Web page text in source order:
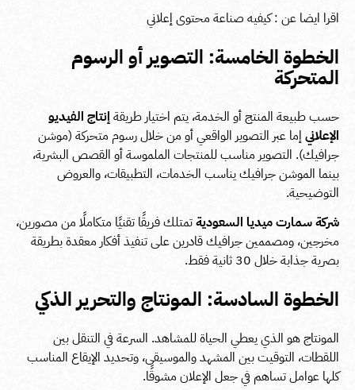
اقرا ايضا عن :كيفيه صناعة محتوى إعلاني
الخطوة الخامسة: التصوير أو الرسوم
المتحركة
حسب طبيعة المنتج أو الخدمة، يتم اختيار طريقةإنتاج الفيديو
الإعلاني إما عبر التصوير الواقعي أو من خلال رسوم متحركة (موشن
جرافيك). التصوير مناسب للمنتجات الملموسة أو القصص البشرية،
بينما الموشن جرافيك يناسب الخدمات، التطبيقات، والعروض
التوضيحية.
شركة سمارت ميديا السعوديةتمتلك فريقًا تقنيًا متكاملًا من مصورين،
مخرجين، ومصممين جرافيك قادرين على تنفيذ أفكار معقدة بطريقة
بصرية جذابة خلال 30 ثانية فقط.
الخطوة السادسة: المونتاج والتحرير الذكي
المونتاج هو الذي يعطي الحياة للمشاهد. السرعة في التنقل بين
اللقطات، التوقيت بين المشهد والموسيقى، وتحديد الإيقاع المناسب
كلها عوامل تساهم في جعل الإعلان مشوقًا.